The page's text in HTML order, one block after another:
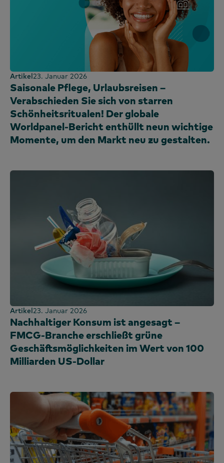
Artikel23. Januar 2026
Saisonale Pflege, Urlaubsreisen –
Verabschieden Sie sich von starren
Schönheitsritualen! Der globale
Worldpanel-Bericht enthüllt neun wichtige
Momente, um den Markt neu zu gestalten.
Artikel23. Januar 2026
Nachhaltiger Konsum ist angesagt –
FMCG-Branche erschließt grüne
Geschäftsmöglichkeiten im Wert von 100
Milliarden US-Dollar